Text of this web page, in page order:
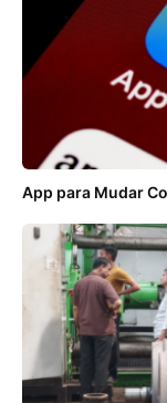
App para Mudar